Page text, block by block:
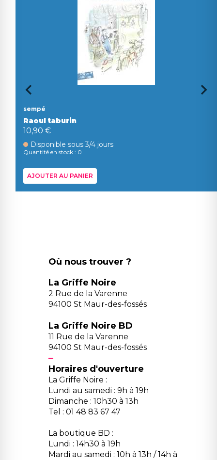
sempé
Raoul taburin
10,90 €
Disponible sous 3/4 jours
Quantité en stock : 0
AJOUTER AU PANIER
Où nous trouver ?
La Griffe Noire
2 Rue de la Varenne
94100 St Maur-des-fossés
La Griffe Noire BD
11 Rue de la Varenne
94100 St Maur-des-fossés
Horaires d'ouverture
La Griffe Noire :
Lundi au samedi : 9h à 19h
Dimanche : 10h30 à 13h
Tel : 01 48 83 67 47
La boutique BD :
Lundi : 14h30 à 19h
Mardi au samedi : 10h à 13h / 14h à